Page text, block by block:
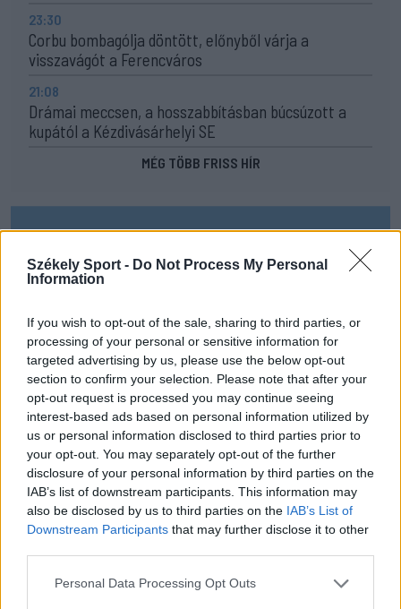
Székely Sport - Do Not Process My Personal
Information
If you wish to opt-out of the sale, sharing to third parties, or
processing of your personal or sensitive information for
targeted advertising by us, please use the below opt-out
section to confirm your selection. Please note that after your
opt-out request is processed you may continue seeing
interest-based ads based on personal information utilized by
us or personal information disclosed to third parties prior to
your opt-out. You may separately opt-out of the further
disclosure of your personal information by third parties on the
IAB’s list of downstream participants. This information may
also be disclosed by us to third parties on the IAB’s List of
Downstream Participants that may further disclose it to other
Personal Data Processing Opt Outs
23:30
Corbu bombagólja döntött, előnyből várja a
visszavágót a Ferencváros
21:08
Drámai meccsen, a hosszabbításban búcsúzott a
kupától a Kézdivásárhelyi SE
MÉG TÖBB FRISS HÍR